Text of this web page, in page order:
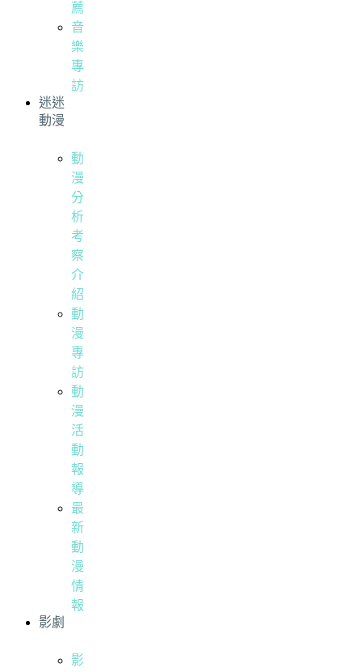
薦
音
樂
專
訪
迷迷
動漫
動
漫
分
析
考
察
介
紹
動
漫
專
訪
動
漫
活
動
報
導
最
新
動
漫
情
報
影劇
影